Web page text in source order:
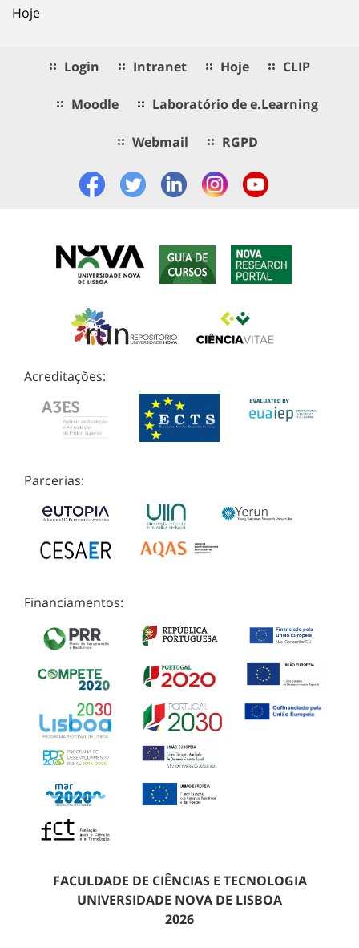
Hoje
Login Intranet Hoje CLIP
Moodle Laboratório de e.Learning
Webmail RGPD
Acreditações:
Parcerias:
Financiamentos:
FACULDADE DE CIÊNCIAS E TECNOLOGIA
UNIVERSIDADE NOVA DE LISBOA
2026